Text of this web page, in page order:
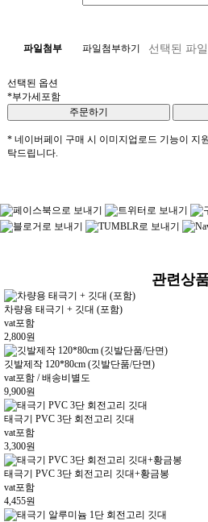
파일첨부 파일첨부하기
선택된 옵션
*부가세포함
* 네이버페이 구매 시 이미지업로드 기능이 지
탁드립니다.
관련상
차량용 태극기 + 깃대 (포함)
vat포함
2,800원
깃발제작 120*80cm (깃발단품/단면)
vat포함 / 배송비별도
9,900원
태극기 PVC 3단 회전고리 깃대
vat포함
3,300원
태극기 PVC 3단 회전고리 깃대+황금봉
vat포함
4,455원